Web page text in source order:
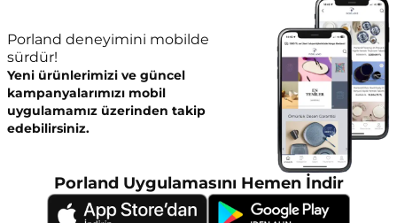
Porland deneyimini mobilde
sürdür!
Yeni ürünlerimizi ve güncel
kampanyalarımızı mobil
uygulamamız üzerinden takip
edebilirsiniz.
Porland Uygulamasını Hemen İndir